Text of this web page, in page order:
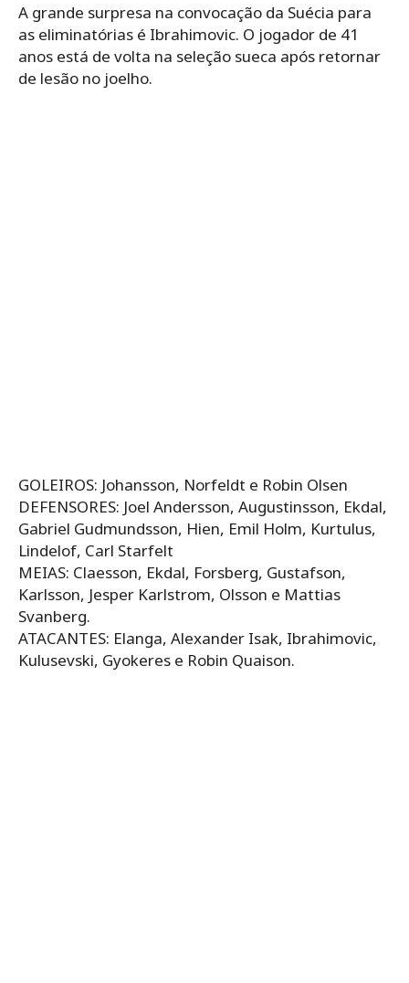
A grande surpresa na convocação da Suécia para
as eliminatórias é Ibrahimovic. O jogador de 41
anos está de volta na seleção sueca após retornar
de lesão no joelho.
GOLEIROS: Johansson, Norfeldt e Robin Olsen
DEFENSORES: Joel Andersson, Augustinsson, Ekdal,
Gabriel Gudmundsson, Hien, Emil Holm, Kurtulus,
Lindelof, Carl Starfelt
MEIAS: Claesson, Ekdal, Forsberg, Gustafson,
Karlsson, Jesper Karlstrom, Olsson e Mattias
Svanberg.
ATACANTES: Elanga, Alexander Isak, Ibrahimovic,
Kulusevski, Gyokeres e Robin Quaison.